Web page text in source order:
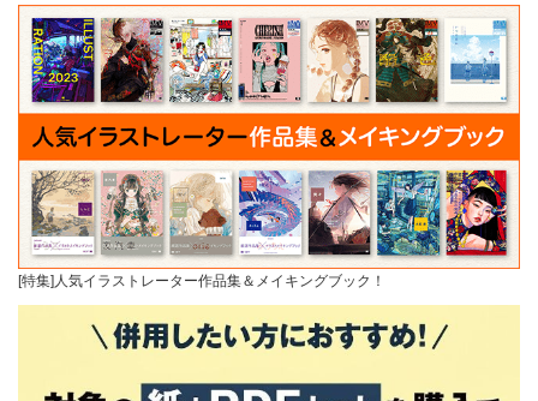
[特集]人気イラストレーター作品集＆メイキングブック！